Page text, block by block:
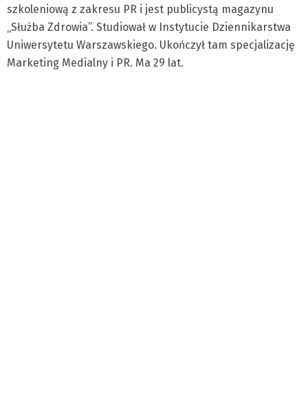
szkoleniową z zakresu PR i jest publicystą magazynu
„Służba Zdrowia”. Studiował w Instytucie Dziennikarstwa
Uniwersytetu Warszawskiego. Ukończył tam specjalizację
Marketing Medialny i PR. Ma 29 lat.